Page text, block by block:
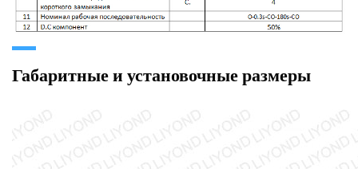
Габаритные и установочные размеры